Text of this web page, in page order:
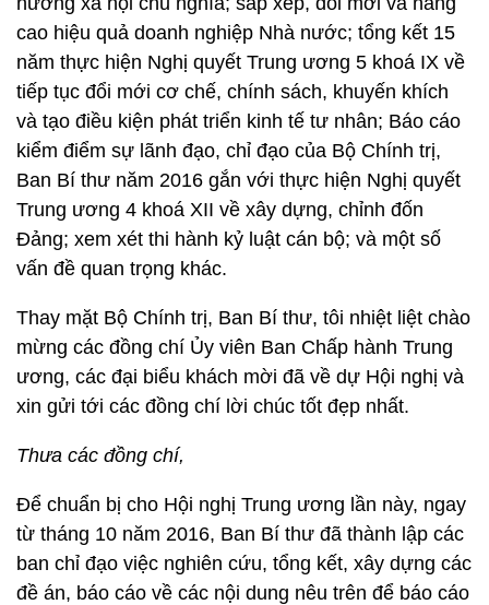
cao hiệu quả doanh nghiệp Nhà nước; tổng kết 15
năm thực hiện Nghị quyết Trung ương 5 khoá IX về
tiếp tục đổi mới cơ chế, chính sách, khuyến khích
và tạo điều kiện phát triển kinh tế tư nhân; Báo cáo
kiểm điểm sự lãnh đạo, chỉ đạo của Bộ Chính trị,
Ban Bí thư năm 2016 gắn với thực hiện Nghị quyết
Trung ương 4 khoá XII về xây dựng, chỉnh đốn
Đảng; xem xét thi hành kỷ luật cán bộ; và một số
vấn đề quan trọng khác.
Thay mặt Bộ Chính trị, Ban Bí thư, tôi nhiệt liệt chào
mừng các đồng chí Ủy viên Ban Chấp hành Trung
ương, các đại biểu khách mời đã về dự Hội nghị và
xin gửi tới các đồng chí lời chúc tốt đẹp nhất.
Thưa các đồng chí,
Để chuẩn bị cho Hội nghị Trung ương lần này, ngay
từ tháng 10 năm 2016, Ban Bí thư đã thành lập các
ban chỉ đạo việc nghiên cứu, tổng kết, xây dựng các
đề án, báo cáo về các nội dung nêu trên để báo cáo